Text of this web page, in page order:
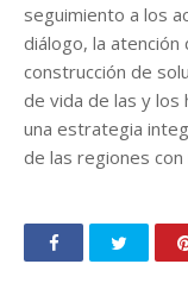
seguimiento a los
diálogo, la atención
construcción de
de vida de las y los
una estrategia
de las regiones